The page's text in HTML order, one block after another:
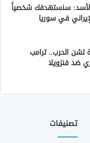
سنستهدفك شخصياً
في سوريا
لشن الحرب.. ترامب
ضد فنزويلا
تصنيفات